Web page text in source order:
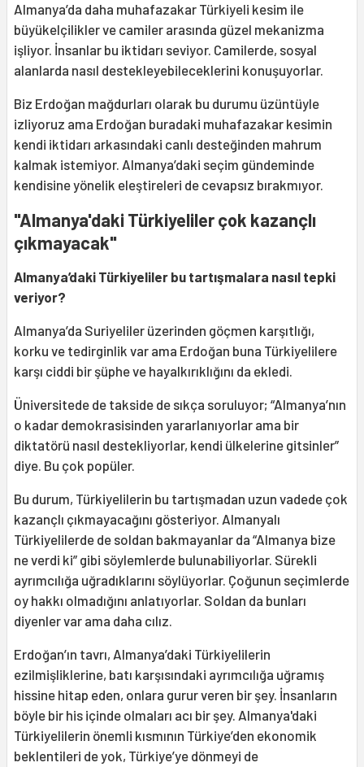
Almanya’da daha muhafazakar Türkiyeli kesim ile
büyükelçilikler ve camiler arasında güzel mekanizma
işliyor. İnsanlar bu iktidarı seviyor. Camilerde, sosyal
alanlarda nasıl destekleyebileceklerini konuşuyorlar.
Biz Erdoğan mağdurları olarak bu durumu üzüntüyle
izliyoruz ama Erdoğan buradaki muhafazakar kesimin
kendi iktidarı arkasındaki canlı desteğinden mahrum
kalmak istemiyor. Almanya’daki seçim gündeminde
kendisine yönelik eleştireleri de cevapsız bırakmıyor.
"Almanya'daki Türkiyeliler çok kazançlı
çıkmayacak"
Almanya’daki Türkiyeliler bu tartışmalara nasıl tepki
veriyor?
Almanya’da Suriyeliler üzerinden göçmen karşıtlığı,
korku ve tedirginlik var ama Erdoğan buna Türkiyelilere
karşı ciddi bir şüphe ve hayalkırıklığını da ekledi.
Üniversitede de takside de sıkça soruluyor; “Almanya’nın
o kadar demokrasisinden yararlanıyorlar ama bir
diktatörü nasıl destekliyorlar, kendi ülkelerine gitsinler”
diye. Bu çok popüler.
Bu durum, Türkiyelilerin bu tartışmadan uzun vadede çok
kazançlı çıkmayacağını gösteriyor. Almanyalı
Türkiyelilerde de soldan bakmayanlar da “Almanya bize
ne verdi ki” gibi söylemlerde bulunabiliyorlar. Sürekli
ayrımcılığa uğradıklarını söylüyorlar. Çoğunun seçimlerde
oy hakkı olmadığını anlatıyorlar. Soldan da bunları
diyenler var ama daha cılız.
Erdoğan’ın tavrı, Almanya’daki Türkiyelilerin
ezilmişliklerine, batı karşısındaki ayrımcılığa uğramış
hissine hitap eden, onlara gurur veren bir şey. İnsanların
böyle bir his içinde olmaları acı bir şey. Almanya'daki
Türkiyelilerin önemli kısmının Türkiye’den ekonomik
beklentileri de yok, Türkiye’ye dönmeyi de